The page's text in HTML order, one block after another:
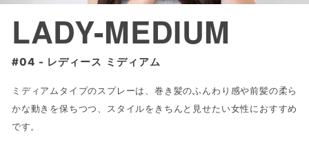
LADY-MEDIUM
レディース ミディアム
ミディアムタイプのスプレーは、巻き髪のふんわり感や前髪の柔ら
かな動きを保ちつつ、スタイルをきちんと見せたい女性におすすめ
です。